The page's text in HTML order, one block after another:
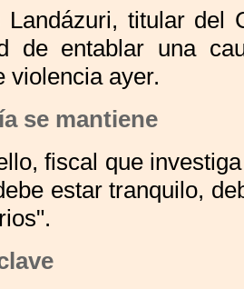
Landázuri, titular del
de entablar una
violencia ayer.
se mantiene
fiscal que
estar tranquilo,